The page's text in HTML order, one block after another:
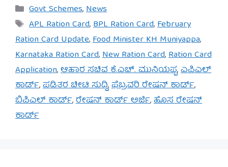
Categories
Govt Schemes,News
Tags
APL Ration Card,BPL Ration Card,February
Ration Card Update,Food Minister KH Muniyappa,
Karnataka Ration Card,New Ration Card,Ration Card
Application,ಆಹಾರ ಸಚಿವ ಕೆ.ಎಚ್. ಮುನಿಯಪ್ಪ,ಎಪಿಎಲ್
ಕಾರ್ಡ್,ಪಡಿತರ ಚೀಟಿ ಸುದ್ದಿ,ಫೆಬ್ರವರಿ ರೇಷನ್ ಕಾರ್ಡ್,
ಬಿಪಿಎಲ್ ಕಾರ್ಡ್,ರೇಷನ್ ಕಾರ್ಡ್ ಅರ್ಜಿ,ಹೊಸ ರೇಷನ್
ಕಾರ್ಡ್